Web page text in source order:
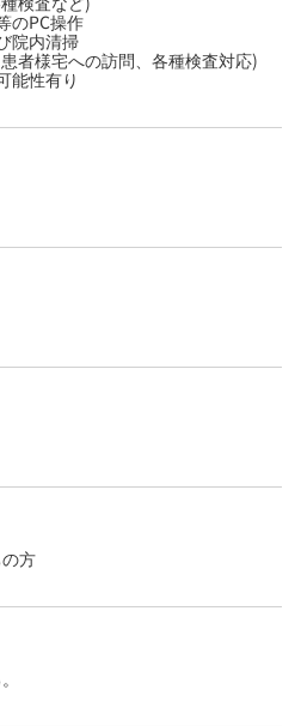
のPC操作
院内清掃
者様宅への訪問、各種検査対応)
能性有り
方